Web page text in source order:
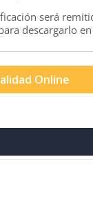
será
descargarlo
Online